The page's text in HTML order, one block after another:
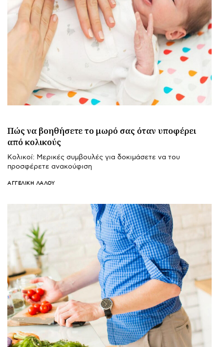
Πώς να βοηθήσετε το μωρό σας όταν υποφέρει
από κολικούς
Κολικοί: Μερικές συμβουλές για δοκιμάσετε να του
προσφέρετε ανακούφιση
ΑΓΓΕΛΙΚΉ ΛΆΛΟΥ